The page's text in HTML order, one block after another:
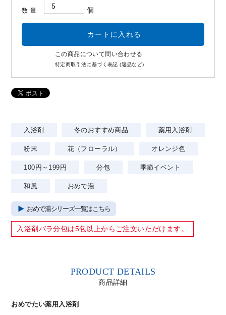
数量 個
この商品について問い合わせる
特定商取引法に基づく表記 (返品など)
入浴剤 冬のおすすめ商品 薬用入浴剤
粉末 花（フローラル） オレンジ色
100円～199円 分包 季節イベント
和風 おめで湯
おめで湯シリーズ一覧はこちら
入浴剤バラ分包は5包以上からご注文いただけます。
PRODUCT DETAILS
商品詳細
おめでたい薬用入浴剤